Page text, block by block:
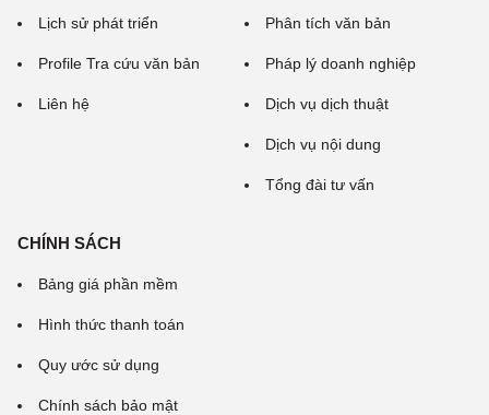
Lịch sử phát triển
Profile Tra cứu văn bản
Liên hệ
Phân tích văn bản
Pháp lý doanh nghiệp
Dịch vụ dịch thuật
Dịch vụ nội dung
Tổng đài tư vấn
CHÍNH SÁCH
Bảng giá phần mềm
Hình thức thanh toán
Quy ước sử dụng
Chính sách bảo mật